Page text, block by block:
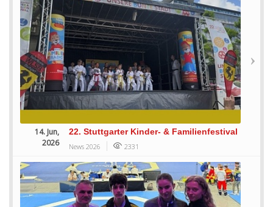
14. Jun,
2026
22. Stuttgarter Kinder- & Familienfestival
News 2026 2331